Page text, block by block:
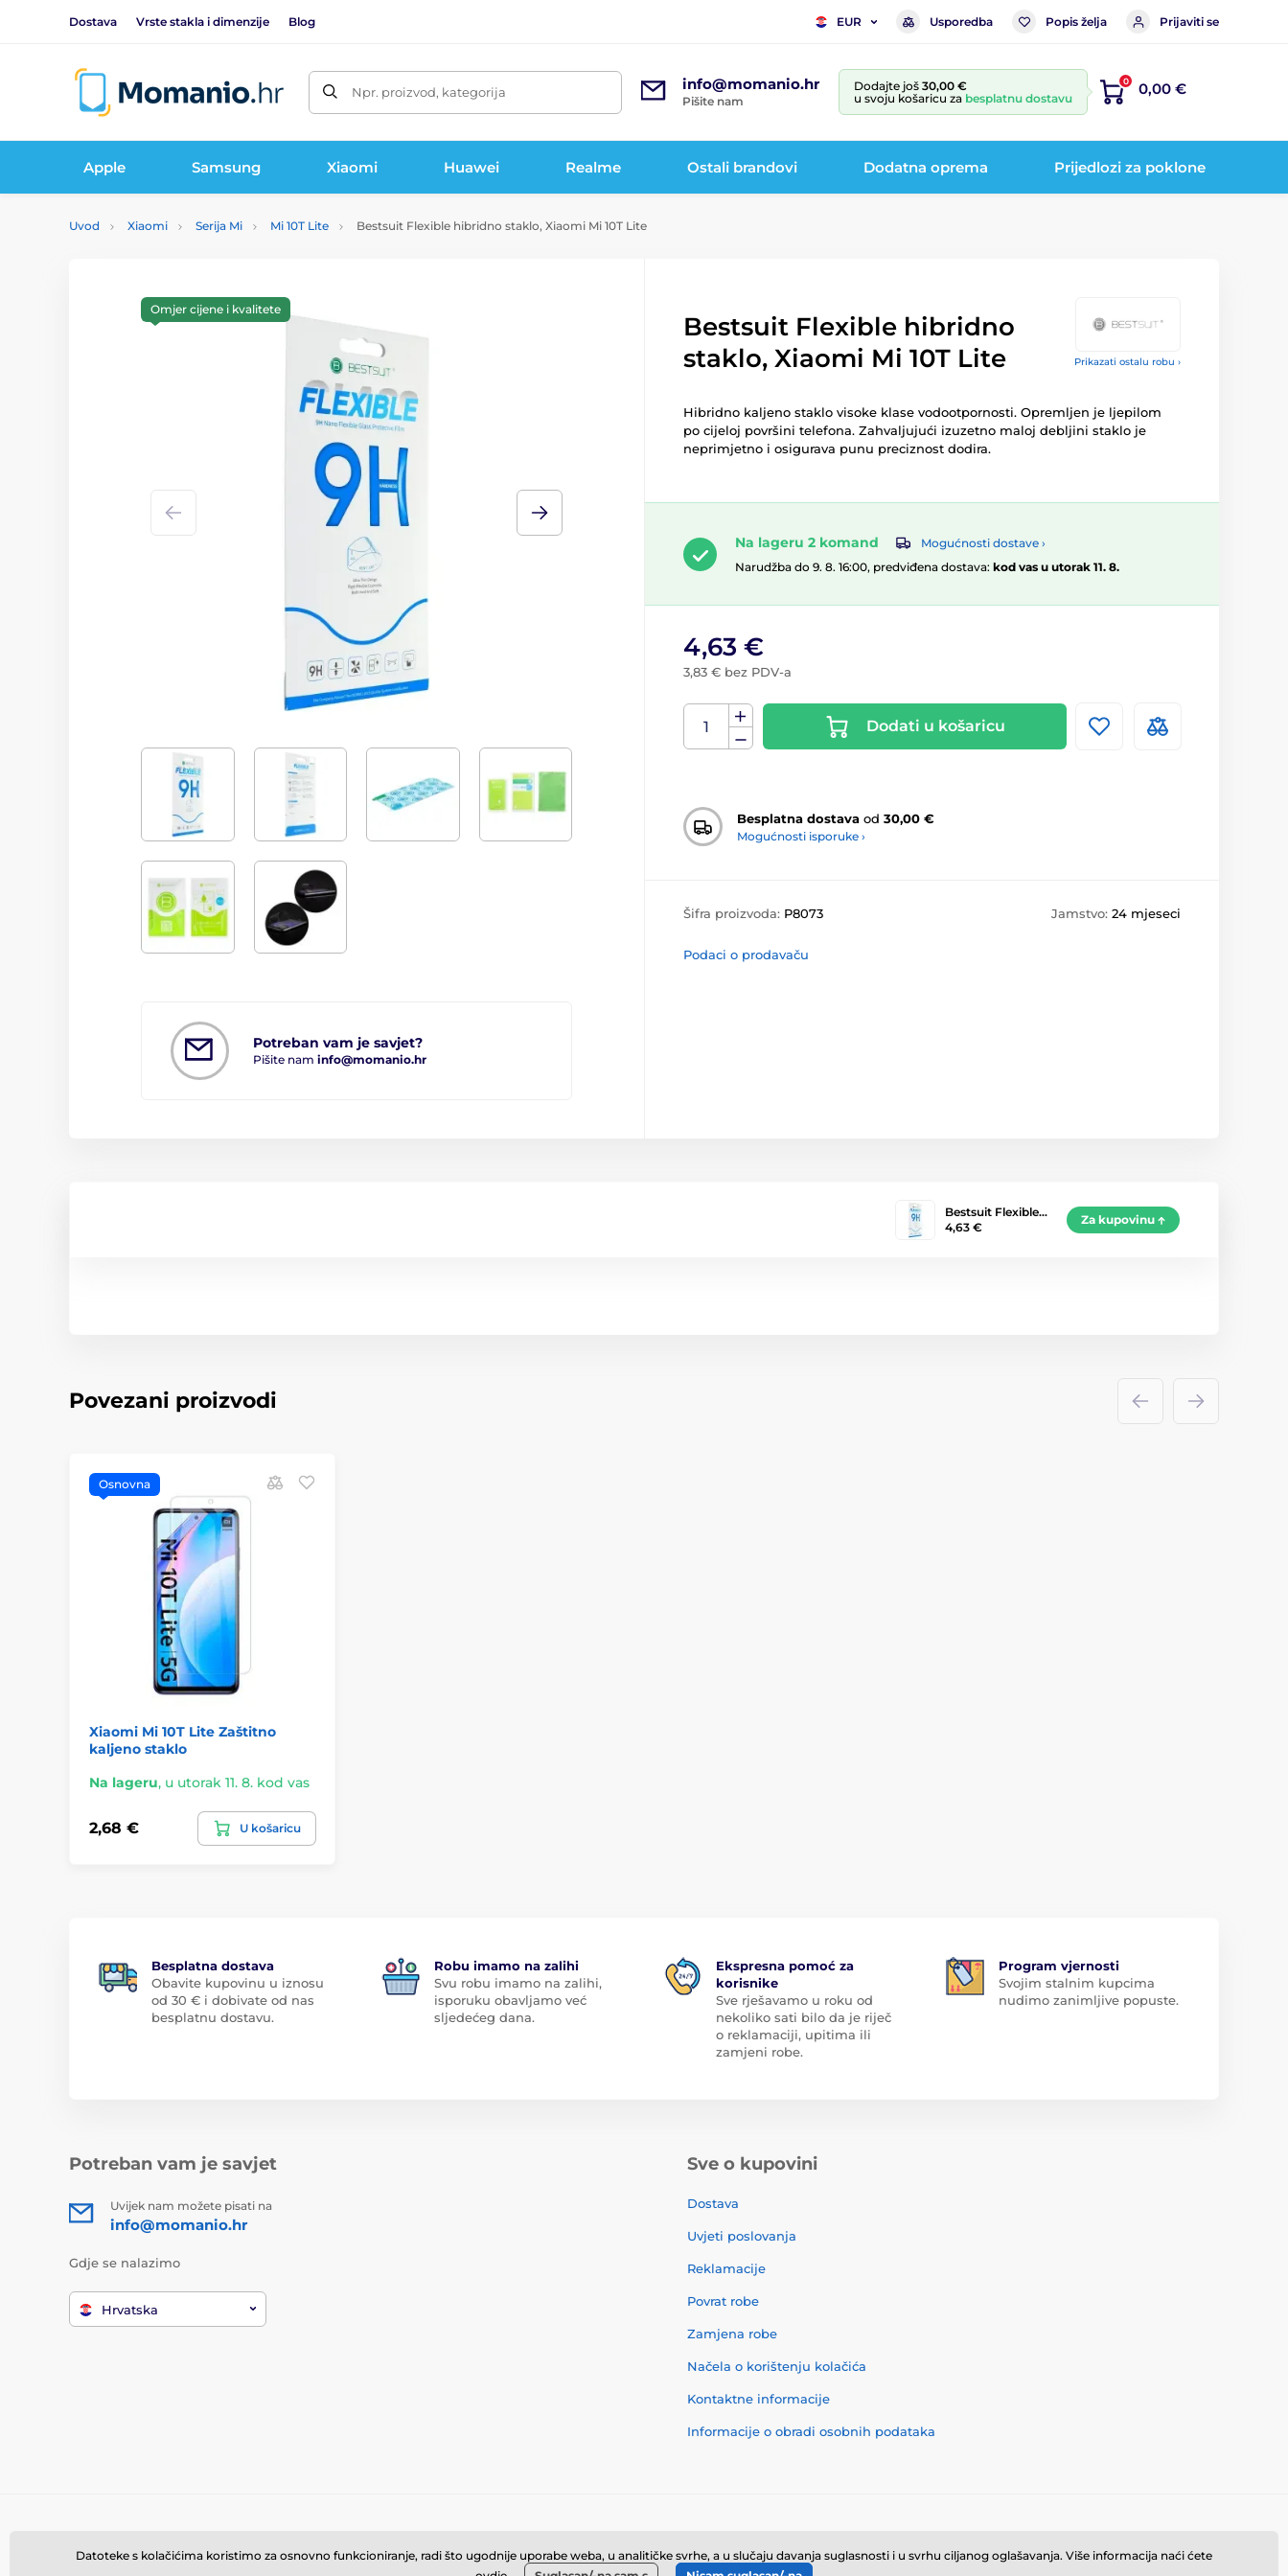
Dostava Vrste stakla i dimenzije Blog EUR Usporedba Popis želja Prijaviti se
Npr. proizvod, kategorija info@momanio.hr
Pišite nam
Dodajte još 30,00 €
u svoju košaricu za besplatnu dostavu
0 0,00 €
Apple Samsung Xiaomi Huawei Realme Ostali brandovi Dodatna oprema Prijedlozi za poklone
Uvod Xiaomi Serija Mi Mi 10T Lite Bestsuit Flexible hibridno staklo, Xiaomi Mi 10T Lite
Prikazati ostalu robu ›
Potreban vam je savjet?
Pišite nam info@momanio.hr
Omjer cijene i kvalitete
Bestsuit Flexible hibridno
staklo, Xiaomi Mi 10T Lite
Hibridno kaljeno staklo visoke klase vodootpornosti. Opremljen je ljepilom
po cijeloj površini telefona. Zahvaljujući izuzetno maloj debljini staklo je
neprimjetno i osigurava punu preciznost dodira.
Na lageru 2 komand
Mogućnosti dostave ›
Narudžba do 9. 8. 16:00, predviđena dostava: kod vas u utorak 11. 8.
4,63 €
3,83 € bez PDV-a
Dodati u košaricu
Besplatna dostava od 30,00 €
Mogućnosti isporuke ›
Šifra proizvoda: P8073 Jamstvo: 24 mjeseci
Podaci o prodavaču
Bestsuit Flexible…
4,63 €
Za kupovinu
Povezani proizvodi
Osnovna
Xiaomi Mi 10T Lite Zaštitno
kaljeno staklo
Na lageru, u utorak 11. 8. kod vas
2,68 € U košaricu
Besplatna dostava
Obavite kupovinu u iznosu
od 30 € i dobivate od nas
besplatnu dostavu.
Robu imamo na zalihi
Svu robu imamo na zalihi,
isporuku obavljamo već
sljedećeg dana.
Ekspresna pomoć za
korisnike
Sve rješavamo u roku od
nekoliko sati bilo da je riječ
o reklamaciji, upitima ili
zamjeni robe.
Program vjernosti
Svojim stalnim kupcima
nudimo zanimljive popuste.
Potreban vam je savjet
Uvijek nam možete pisati na
info@momanio.hr
Gdje se nalazimo
Hrvatska
Sve o kupovini
Dostava
Uvjeti poslovanja
Reklamacije
Povrat robe
Zamjena robe
Načela o korištenju kolačića
Kontaktne informacije
Informacije o obradi osobnih podataka
Datoteke s kolačićima koristimo za osnovno funkcioniranje, radi što ugodnije uporabe weba, u analitičke svrhe, a u slučaju davanja suglasnosti i u svrhu ciljanog oglašavanja. Više informacija naći ćete